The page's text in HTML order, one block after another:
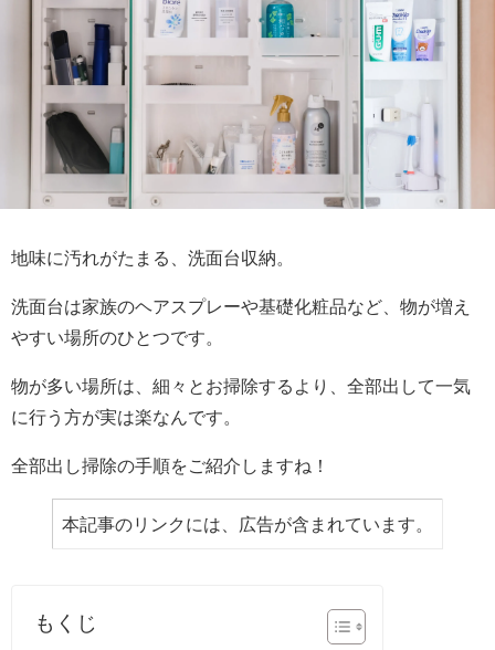
地味に汚れがたまる、洗面台収納。
洗面台は家族のヘアスプレーや基礎化粧品など、物が増え
やすい場所のひとつです。
物が多い場所は、細々とお掃除するより、全部出して一気
に行う方が実は楽なんです。
全部出し掃除の手順をご紹介しますね！
本記事のリンクには、広告が含まれています。
もくじ